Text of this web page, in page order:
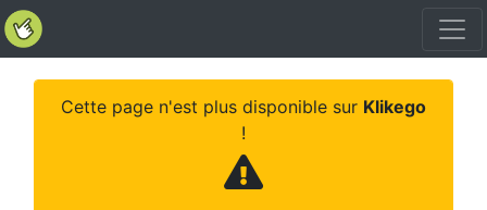
Cette page n'est plus disponible sur Klikego
!